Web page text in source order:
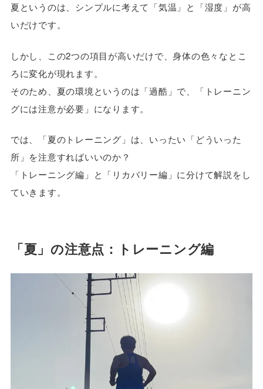
夏というのは、シンプルに考えて「気温」と「湿度」が高
いだけです。
しかし、この2つの項目が高いだけで、身体の色々なとこ
ろに変化が現れます。
そのため、夏の環境というのは「過酷」で、「トレーニン
グには注意が必要」になります。
では、「夏のトレーニング」は、いったい「どういった
所」を注意すればいいのか？
「トレーニング編」と「リカバリー編」に分けて解説をし
ていきます。
「夏」の注意点：トレーニング編